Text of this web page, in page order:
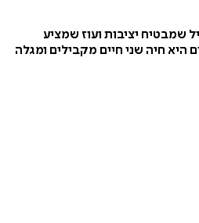
יציבות ועוז שמציע
שני חיים מקבילים ומגלה